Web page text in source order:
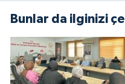
Bunlar da ilginizi